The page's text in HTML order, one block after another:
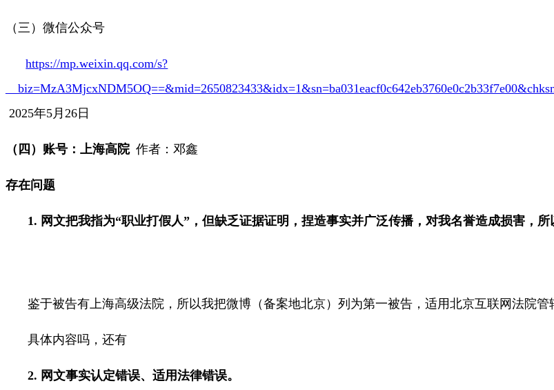
（三）微信公众号
https://mp.weixin.qq.com/s?
2025年5 月 26日
（四）账号：上海高院 作者：邓鑫
存在问题
1. 网文把我指为“职业打假人”，但缺乏证据证明，捏造事实并广泛传播，对我名誉造成损害，
鉴于被告有上海高级法院，所以我把微博（备案地北京）列为第一被告，适用北京互联网法院
具体内容吗，还有
2. 网文事实认定错误、适用法律错误。